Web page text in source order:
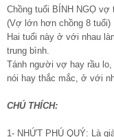
Chồng tuổi BÍNH NGỌ vợ
(Vợ lớn hơn chồng 8 tuổi)
Hai tuổi này ở với nhau
trung bình.
Tánh người vợ hay rầu
nói hay thắc mắc, ở với
CHÚ THÍCH:
1- NHỨT PHÚ QUÝ: Là